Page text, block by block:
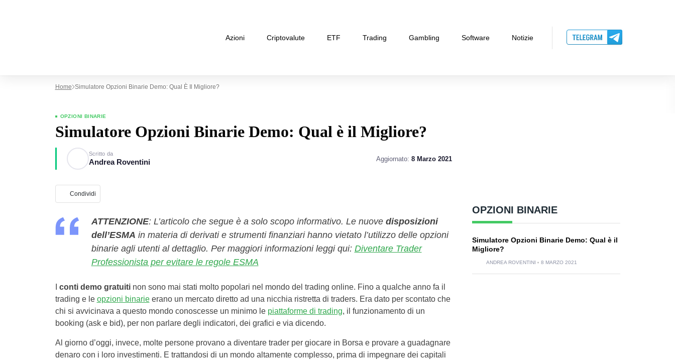
Azioni Criptovalute ETF Trading Gambling Software Notizie
Home Simulatore Opzioni Binarie Demo: Qual È Il Migliore?
OPZIONI BINARIE
Simulatore Opzioni Binarie Demo: Qual è il Migliore?
Scritto da
Andrea Roventini Aggiornato: 8 Marzo 2021
Condividi
ATTENZIONE: L’articolo che segue è a solo scopo informativo. Le nuove disposizioni
dell’ESMA in materia di derivati e strumenti finanziari hanno vietato l’utilizzo delle opzioni
binarie agli utenti al dettaglio. Per maggiori informazioni leggi qui: Diventare Trader
Professionista per evitare le regole ESMA
conti demo gratuitinon sono mai stati molto popolari nel mondo del trading online. Fino a qualche anno fa il
trading e le opzioni binarieerano un mercato diretto ad una nicchia ristretta di traders. Era dato per scontato che
chi si avvicinava a questo mondo conoscesse un minimo le piattaforme di trading, il funzionamento di un
booking (ask e bid), per non parlare degli indicatori, dei grafici e via dicendo.
Al giorno d’oggi, invece, molte persone provano a diventare trader per giocare in Borsa e provare a guadagnare
denaro con i loro investimenti. E trattandosi di un mondo altamente complesso, prima di impegnare dei capitali
OPZIONI BINARIE
Simulatore Opzioni Binarie Demo: Qual è il
Migliore?
ANDREA ROVENTINI 8 MARZO 2021